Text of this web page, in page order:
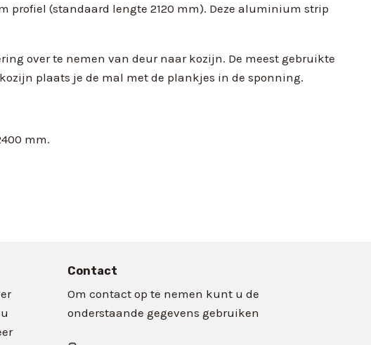
(standaard lengte 2120 mm). Deze aluminium strip
over te nemen van deur naar kozijn. De meest gebruikte
plaats je de mal met de plankjes in de sponning.
mm.
Contact
Om contact op te nemen kunt u de
onderstaande gegevens gebruiken